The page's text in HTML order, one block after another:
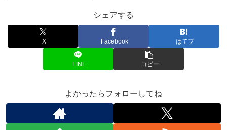
シェアする
X Facebook はてブ
LINE コピー
よかったらフォローしてね